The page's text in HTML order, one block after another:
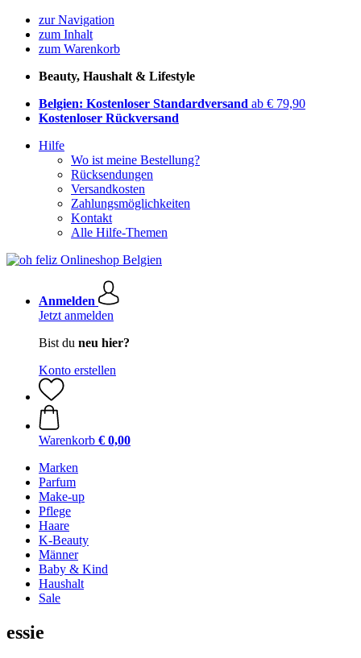
zur Navigation
zum Inhalt
zum Warenkorb
Beauty, Haushalt & Lifestyle
Belgien: Kostenloser Standardversand ab € 79,90
Kostenloser Rückversand
Hilfe
Wo ist meine Bestellung?
Rücksendungen
Versandkosten
Zahlungsmöglichkeiten
Kontakt
Alle Hilfe-Themen
Anmelden
Jetzt anmelden
Bist du neu hier?
Konto erstellen
Warenkorb € 0,00
Marken
Parfum
Make-up
Pflege
Haare
K-Beauty
Männer
Baby & Kind
Haushalt
Sale
essie